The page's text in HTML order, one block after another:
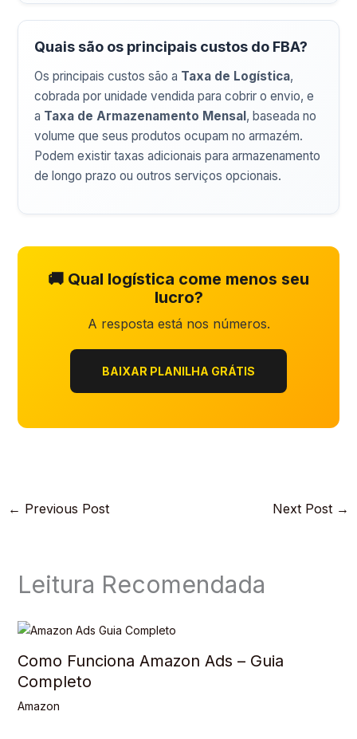
Quais são os principais custos do FBA?
Os principais custos são a Taxa de Logística,
cobrada por unidade vendida para cobrir o envio, e
a Taxa de Armazenamento Mensal, baseada no
volume que seus produtos ocupam no armazém.
Podem existir taxas adicionais para armazenamento
de longo prazo ou outros serviços opcionais.
🚚 Qual logística come menos seu
lucro?
A resposta está nos números.
BAIXAR PLANILHA GRÁTIS
← Previous Post Next Post →
Leitura Recomendada
Como Funciona Amazon Ads – Guia
Completo
Amazon